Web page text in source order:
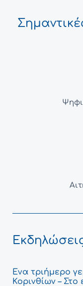
Ένα τριήμερο
Κορινθίων –